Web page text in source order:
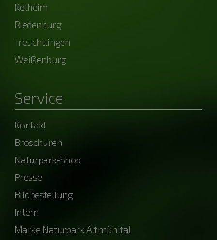
Kelheim
Riedenburg
Treuchtlingen
Weißenburg
Service
Kontakt
Broschüren
Naturpark-Shop
Presse
Bildbestellung
Intern
Marke Naturpark Altmühltal